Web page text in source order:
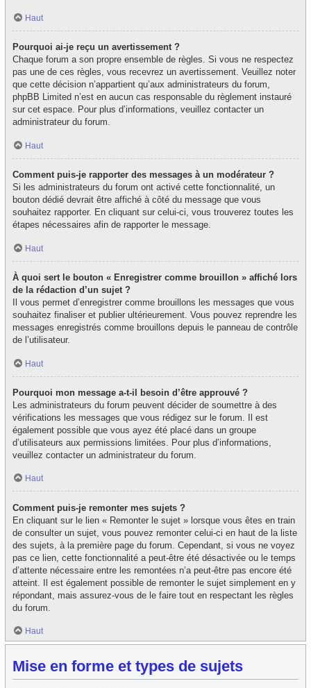
Haut
Pourquoi ai-je reçu un avertissement ?
Chaque forum a son propre ensemble de règles. Si vous ne respectez
pas une de ces règles, vous recevrez un avertissement. Veuillez noter
que cette décision n’appartient qu’aux administrateurs du forum,
phpBB Limited n’est en aucun cas responsable du règlement instauré
sur cet espace. Pour plus d’informations, veuillez contacter un
administrateur du forum.
Haut
Comment puis-je rapporter des messages à un modérateur ?
Si les administrateurs du forum ont activé cette fonctionnalité, un
bouton dédié devrait être affiché à côté du message que vous
souhaitez rapporter. En cliquant sur celui-ci, vous trouverez toutes les
étapes nécessaires afin de rapporter le message.
Haut
À quoi sert le bouton « Enregistrer comme brouillon » affiché lors
de la rédaction d’un sujet ?
Il vous permet d’enregistrer comme brouillons les messages que vous
souhaitez finaliser et publier ultérieurement. Vous pouvez reprendre les
messages enregistrés comme brouillons depuis le panneau de contrôle
de l’utilisateur.
Haut
Pourquoi mon message a-t-il besoin d’être approuvé ?
Les administrateurs du forum peuvent décider de soumettre à des
vérifications les messages que vous rédigez sur le forum. Il est
également possible que vous ayez été placé dans un groupe
d’utilisateurs aux permissions limitées. Pour plus d’informations,
veuillez contacter un administrateur du forum.
Haut
Comment puis-je remonter mes sujets ?
En cliquant sur le lien « Remonter le sujet » lorsque vous êtes en train
de consulter un sujet, vous pouvez remonter celui-ci en haut de la liste
des sujets, à la première page du forum. Cependant, si vous ne voyez
pas ce lien, cette fonctionnalité a peut-être été désactivée ou le temps
d’attente nécessaire entre les remontées n’a peut-être pas encore été
atteint. Il est également possible de remonter le sujet simplement en y
répondant, mais assurez-vous de le faire tout en respectant les règles
du forum.
Haut
Mise en forme et types de sujets